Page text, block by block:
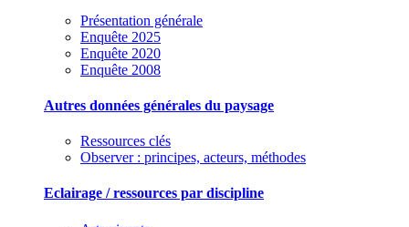
Présentation générale
Enquête 2025
Enquête 2020
Enquête 2008
Autres données générales du paysage
Ressources clés
Observer : principes, acteurs, méthodes
Eclairage / ressources par discipline